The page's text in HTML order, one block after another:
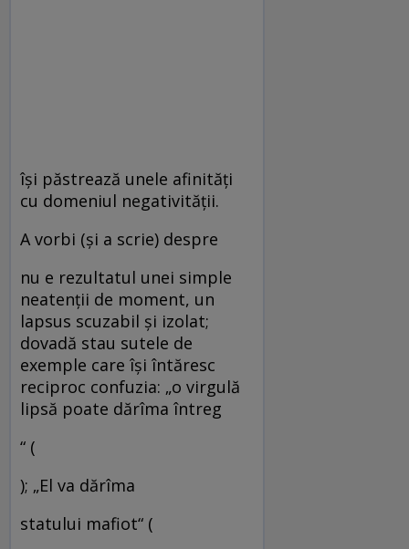
îşi păstrează unele afinităţi
cu domeniul negativităţii.
A vorbi (şi a scrie) despre
nu e rezultatul unei simple
neatenţii de moment, un
lapsus scuzabil şi izolat;
dovadă stau sutele de
exemple care îşi întăresc
reciproc confuzia: „o virgulă
lipsă poate dărîma întreg
“ (
); „El va dărîma
statului mafiot“ (